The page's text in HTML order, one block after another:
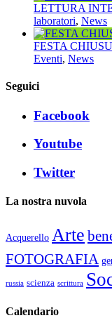
LETTURA
laboratori, News
FESTA
Eventi, News
Seguici
Facebook
Youtube
Twitter
La nostra nuvola
Acquerello Arte
FOTOGRAFIA
russia scienza scrittura
Calendario